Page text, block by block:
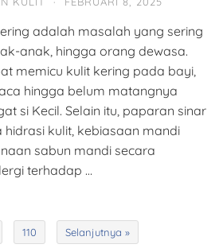
adalah masalah yang sering
anak, hingga orang dewasa.
memicu kulit kering pada bayi,
hingga belum matangnya
si Kecil. Selain itu, paparan sinar
kulit, kebiasaan mandi
sabun mandi secara
terhadap …
110 Selanjutnya »